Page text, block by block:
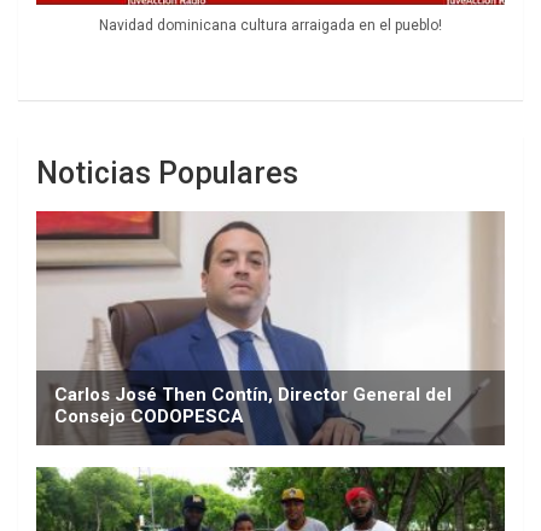
Navidad dominicana cultura arraigada en el pueblo!
Noticias Populares